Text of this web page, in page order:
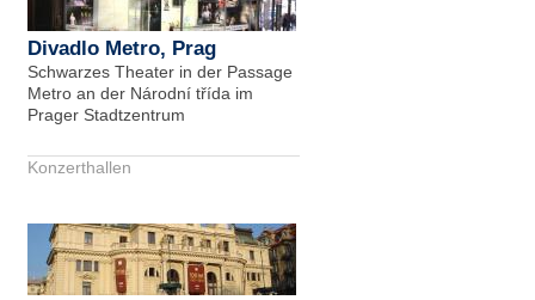
Divadlo Metro, Prag
Schwarzes Theater in der Passage
Metro an der Národní třída im
Prager Stadtzentrum
Konzerthallen